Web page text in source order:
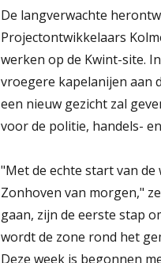
De langverwachte
Projectontwikkelaars
werken op de Kwint-site.
vroegere kapelanijen aan
een nieuw gezicht zal
voor de politie, handels-
"Met de echte start van
Zonhoven van morgen,"
gaan, zijn de eerste stap
wordt de zone rond het
Deze week is begonnen